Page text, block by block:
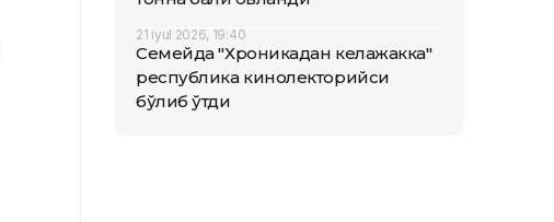
21 iyul 2026, 19:40
Семейда "Хроникадан келажакка"
республика кинолекторийси
бўлиб ўтди